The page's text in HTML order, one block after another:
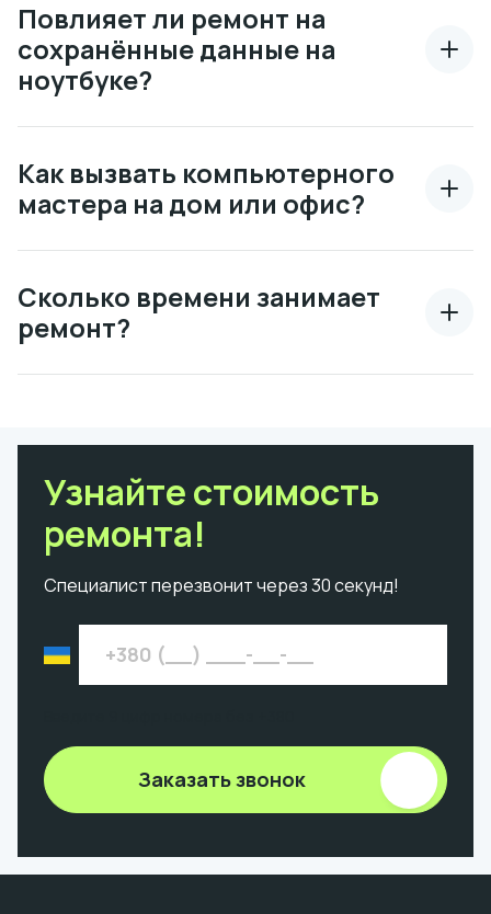
Повлияет ли ремонт на
сохранённые данные на
ноутбуке?
Как вызвать компьютерного
мастера на дом или офис?
Сколько времени занимает
ремонт?
Узнайте стоимость
ремонта!
Специалист перезвонит через 30 секунд!
Заказать звонок